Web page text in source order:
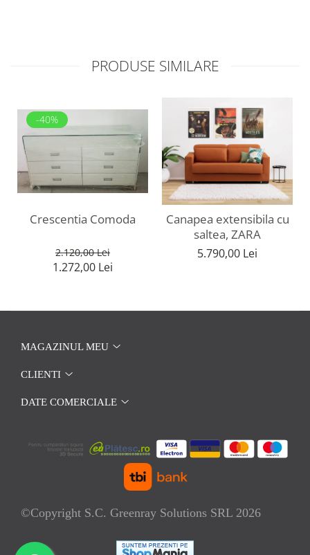
PRODUSE SIMILARE
-40%
Crescentia Comoda
2.120,00 Lei
1.272,00 Lei
Canapea extensibila cu
saltea, ZARA
5.790,00 Lei
MAGAZINUL MEU
CLIENTI
DATE COMERCIALE
©Copyright S.C. Greenray Solutions SRL 2026